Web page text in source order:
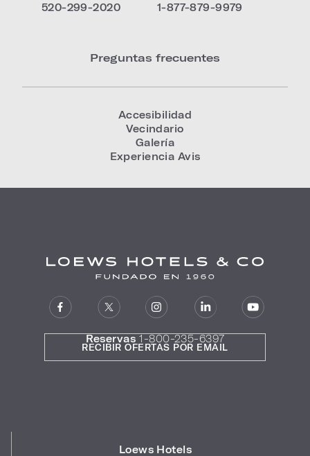
520-299-2020
1-877-879-9979
Preguntas frecuentes
Accesibilidad
Vecindario
Galería
Experiencia Avis
Reservas 1-800-235-6397
Loews Hotels
RECIBIR OFERTAS POR EMAIL